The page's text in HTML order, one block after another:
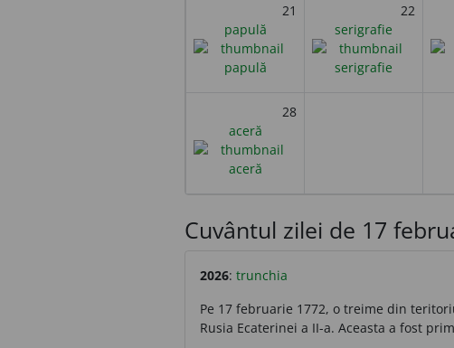
21
papulă
22
serigrafie
28
aceră
Cuvântul zilei de 17
2026: trunchia
Pe 17 februarie 1772, o treime din
Rusia Ecaterinei a II-a. Aceasta a fost